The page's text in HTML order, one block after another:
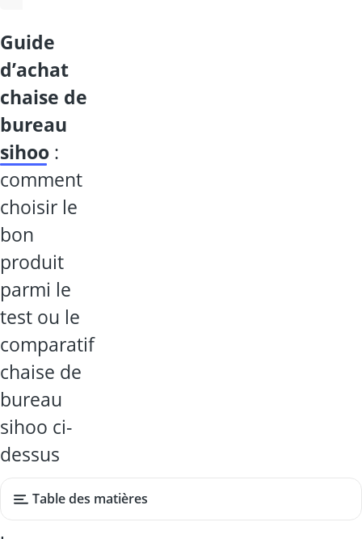
guide
d’achat
chaise de
bureau
sihoo :
comment
choisir le
bon
produit
parmi le
test ou le
comparatif
chaise de
bureau
sihoo ci-
dessus
Table des matières